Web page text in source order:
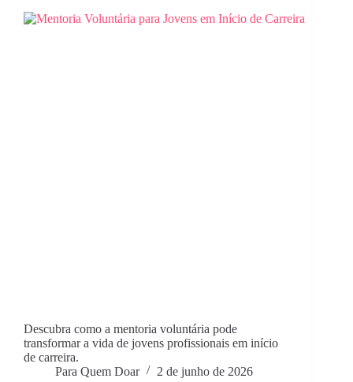
Descubra como a mentoria voluntária pode
transformar a vida de jovens profissionais em início
de carreira.
Para Quem Doar
2 de junho de 2026